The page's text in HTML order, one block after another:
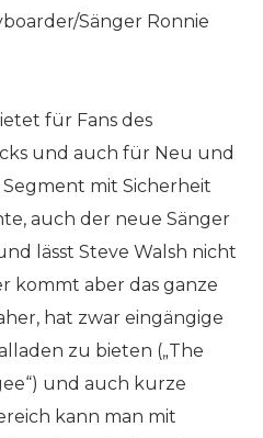
Sänger Ronnie
für Fans des
und auch für Neu und
mit Sicherheit
auch der neue Sänger
lässt Steve Walsh nicht
kommt aber das ganze
hat zwar eingängige
zu bieten („The
und auch kurze
kann man mit